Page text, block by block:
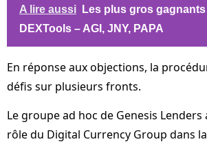
A lire aussi
Les plus gros
DEXTools – AGI, JNY, PAPA
En réponse aux objections, la
défis sur plusieurs fronts.
Le groupe ad hoc de Genesis
rôle du Digital Currency Group dans